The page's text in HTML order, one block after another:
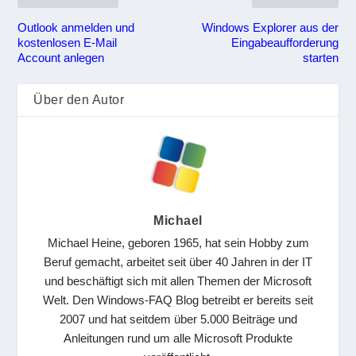
Outlook anmelden und
kostenlosen E-Mail
Account anlegen
Windows Explorer aus der
Eingabeaufforderung
starten
Über den Autor
Michael
Michael Heine, geboren 1965, hat sein Hobby zum
Beruf gemacht, arbeitet seit über 40 Jahren in der IT
und beschäftigt sich mit allen Themen der Microsoft
Welt. Den Windows-FAQ Blog betreibt er bereits seit
2007 und hat seitdem über 5.000 Beiträge und
Anleitungen rund um alle Microsoft Produkte